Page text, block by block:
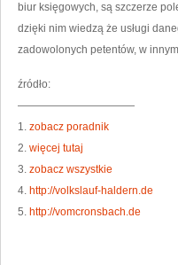
biur księgowych, są szczerze
dzięki nim wiedzą że usługi
zadowolonych petentów, w
źródło:
———————————
1. zobacz poradnik
2. więcej tutaj
3. zobacz wszystkie
4. http://volkslauf-haldern.de
5. http://vomcronsbach.de